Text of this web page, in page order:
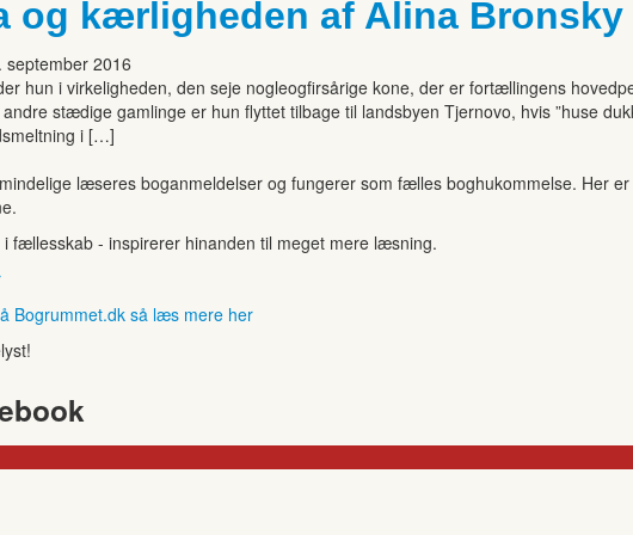
og kærligheden af Alina Bronsky
september 2016
hun i virkeligheden, den seje nogleogfirsårige kone, der er fortællingens
stædige gamlinge er hun flyttet tilbage til landsbyen Tjernovo, hvis ”huse
i […]
læseres boganmeldelser og fungerer som fælles boghukommelse. Her
fællesskab - inspirerer hinanden til meget mere læsning.
Bogrummet.dk så læs mere her